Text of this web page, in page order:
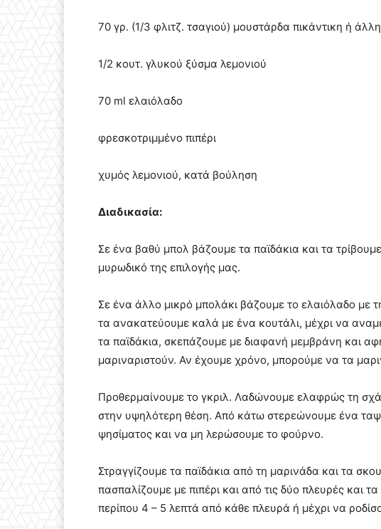
70 γρ. (1/3 φλιτζ. τσαγιού) μουστάρδα πικάντικη ή
1/2 κουτ. γλυκού ξύσμα λεμονιού
70 ml ελαιόλαδο
φρεσκοτριμμένο πιπέρι
χυμός λεμονιού, κατά βούληση
Διαδικασία:
Σε ένα βαθύ μπολ βάζουμε τα παϊδάκια και τα
μυρωδικό της επιλογής μας.
Σε ένα άλλο μικρό μπολάκι βάζουμε το ελαιόλαδο με
τα ανακατεύουμε καλά με ένα κουτάλι, μέχρι να
τα παϊδάκια, σκεπάζουμε με διαφανή μεμβράνη και
μαριναριστούν. Αν έχουμε χρόνο, μπορούμε να τα
Προθερμαίνουμε το γκριλ. Λαδώνουμε ελαφρώς τη
στην υψηλότερη θέση. Από κάτω στερεώνουμε ένα
ψησίματος και να μη λερώσουμε το φούρνο.
Στραγγίζουμε τα παϊδάκια από τη μαρινάδα και τα
πασπαλίζουμε με πιπέρι και από τις δύο πλευρές και
περίπου 4 – 5 λεπτά από κάθε πλευρά ή μέχρι να